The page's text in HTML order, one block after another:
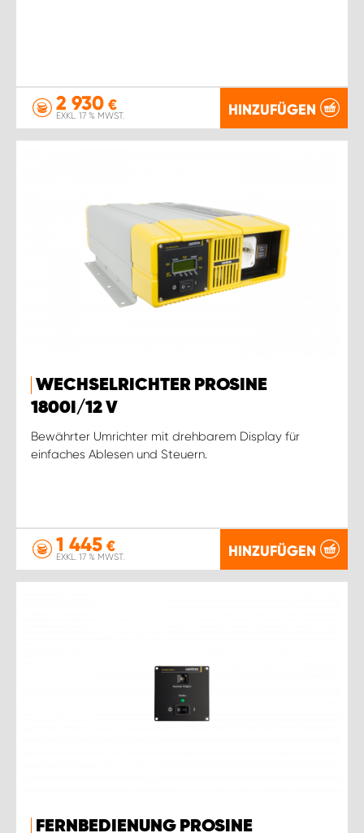
2 930 €
EXKL. 17 % MWST. HINZUFÜGEN
WECHSELRICHTER PROSINE
1800I/12 V
Bewährter Umrichter mit drehbarem Display für
einfaches Ablesen und Steuern.
1 445 €
EXKL. 17 % MWST. HINZUFÜGEN
FERNBEDIENUNG PROSINE